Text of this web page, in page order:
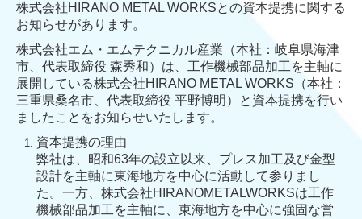
株式会社HIRANO METAL WORKSとの資本提携に関する
お知らせがあります。
株式会社エム・エムテクニカル産業（本社：岐阜県海津
市、代表取締役 森秀和）は、工作機械部品加工を主軸に
展開している株式会社HIRANO METAL WORKS（本社：
三重県桑名市、代表取締役 平野博明）と資本提携を行い
ましたことをお知らせいたします。
資本提携の理由
弊社は、昭和63年の設立以来、プレス加工及び金型
設計を主軸に東海地方を中心に活動して参りまし
た。一方、株式会社HIRANOMETALWORKSは工作
機械部品加工を主軸に、東海地方を中心に強固な営